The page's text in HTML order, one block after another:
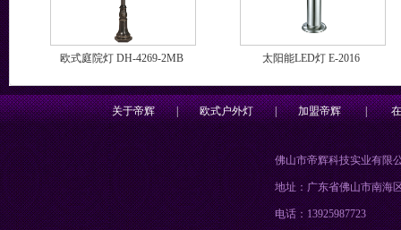
欧式庭院灯 DH-4269-2MB 太阳能LED灯 E-2016
关于帝辉 | 欧式户外灯 | 加盟帝辉 |
佛山市帝辉科技实业有限
地址：广东省佛山市南海
电话：13925987723